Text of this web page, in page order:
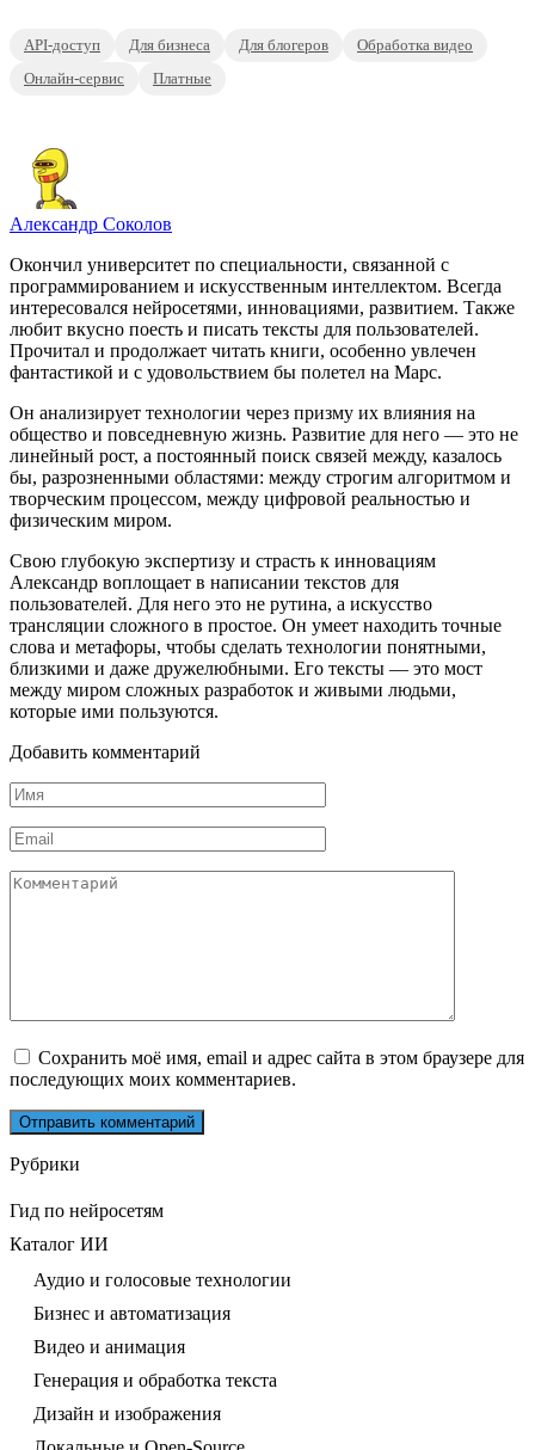
API-доступ Для бизнеса Для блогеров
Обработка видео
Онлайн-сервис
Платные
Александр Соколов
Окончил университет по специальности, связанной с
программированием и искусственным интеллектом. Всегда
интересовался нейросетями, инновациями, развитием. Также
любит вкусно поесть и писать тексты для пользователей.
Прочитал и продолжает читать книги, особенно увлечен
фантастикой и с удовольствием бы полетел на Марс.
Он анализирует технологии через призму их влияния на
общество и повседневную жизнь. Развитие для него — это не
линейный рост, а постоянный поиск связей между, казалось
бы, разрозненными областями: между строгим алгоритмом и
творческим процессом, между цифровой реальностью и
физическим миром.
Свою глубокую экспертизу и страсть к инновациям
Александр воплощает в написании текстов для
пользователей. Для него это не рутина, а искусство
трансляции сложного в простое. Он умеет находить точные
слова и метафоры, чтобы сделать технологии понятными,
близкими и даже дружелюбными. Его тексты — это мост
между миром сложных разработок и живыми людьми,
которые ими пользуются.
Добавить комментарий
Имя
*
Email
*
Комментарий
Сохранить моё имя, email и адрес сайта в этом браузере для
последующих моих комментариев.
Рубрики
Гид по нейросетям
Каталог ИИ
Аудио и голосовые технологии
Бизнес и автоматизация
Видео и анимация
Генерация и обработка текста
Дизайн и изображения